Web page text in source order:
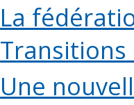
La
Transitions
Une